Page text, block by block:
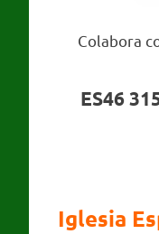
Colabora
ES46
Iglesia